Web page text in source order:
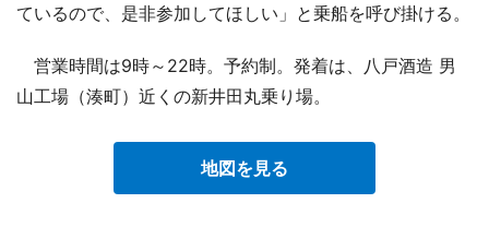
ているので、是非参加してほしい」と乗船を呼び掛ける。
営業時間は9時～22時。予約制。発着は、八戸酒造 男
山工場（湊町）近くの新井田丸乗り場。
地図を見る